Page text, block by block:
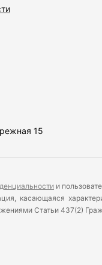
15
и
касающаяся
Статьи 437(2)